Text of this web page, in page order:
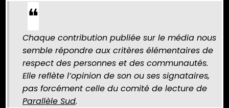
Chaque contribution publiée sur le média nous
semble répondre aux critères élémentaires de
respect des personnes et des communautés.
Elle reflète l’opinion de son ou ses signataires,
pas forcément celle du comité de lecture de
Parallèle Sud.